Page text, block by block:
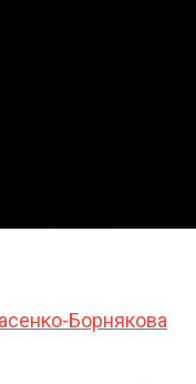
Борнякова